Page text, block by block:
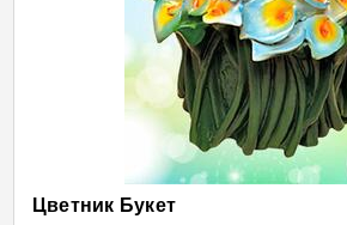
Цветник Букет